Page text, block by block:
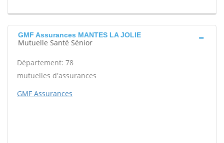
GMF Assurances MANTES LA JOLIE
Mutuelle Santé Sénior
Département: 78
mutuelles d'assurances
GMF Assurances